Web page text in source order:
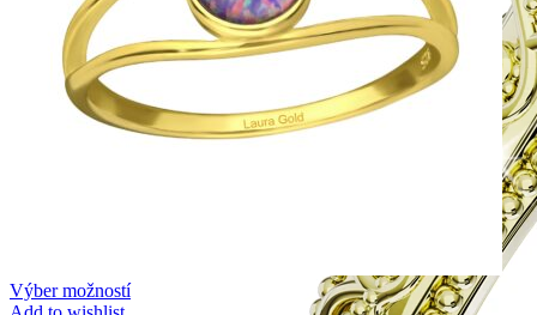
Výber možností